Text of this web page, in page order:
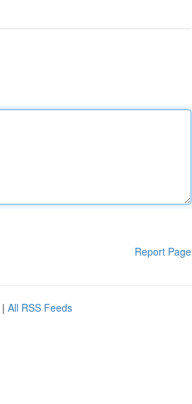
Report Page
| All RSS Feeds